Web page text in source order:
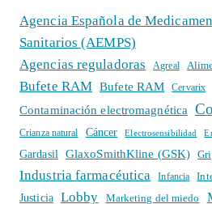
Agencia Española de
Sanitarios (AEMPS)
Agencias reguladoras
Agreal
Bufete RAM Bufete RAM Cervarix
Contaminación electromagnética
Crianza natural Cáncer Electrosensibilidad
Gardasil GlaxoSmithKline (GSK)
Industria farmacéutica Infancia
Justicia
Lobby Marketing del miedo